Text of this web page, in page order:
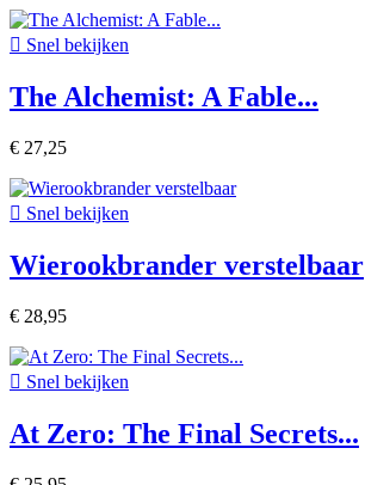
 Snel bekijken
The Alchemist: A Fable...
€ 27,25
 Snel bekijken
Wierookbrander verstelbaar
€ 28,95
 Snel bekijken
At Zero: The Final Secrets...